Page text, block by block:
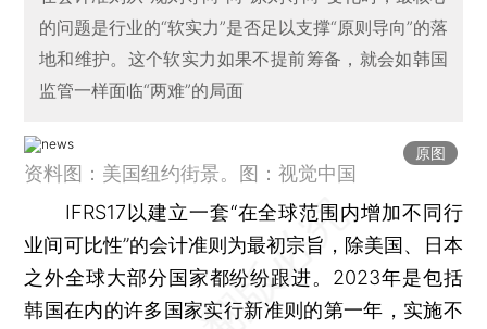
的问题是行业的“软实力”是否足以支撑“原则导向”的落
地和维护。这个软实力如果不提前筹备，就会如韩国
监管一样面临“两难”的局面
原图
资料图：美国纽约街景。图：视觉中国
IFRS17以建立一套“在全球范围内增加不同行
业间可比性”的会计准则为最初宗旨，除美国、日本
之外全球⼤部分国家都纷纷跟进。2023年是包括
韩国在内的许多国家实行新准则的第一年，实施不